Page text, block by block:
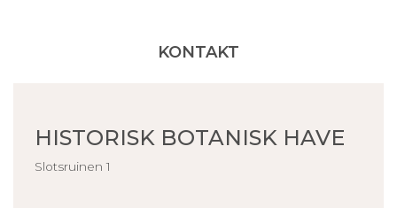
KONTAKT
HISTORISK BOTANISK HAVE
Slotsruinen 1